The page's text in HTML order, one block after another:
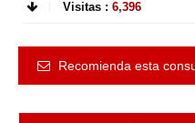
Visitas : 6,396
Recomienda esta